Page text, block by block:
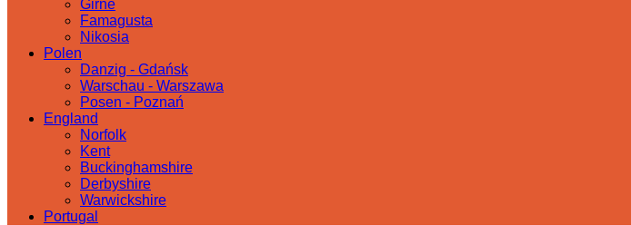
Girne
Famagusta
Nikosia
Polen
Danzig - Gdańsk
Warschau - Warszawa
Posen - Poznań
England
Norfolk
Kent
Buckinghamshire
Derbyshire
Warwickshire
Portugal